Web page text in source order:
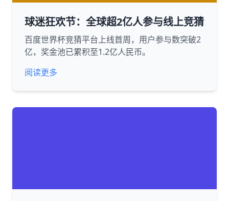
球迷狂欢节：全球超2亿人参与线上竞猜
百度世界杯竞猜平台上线首周，用户参与数突破2
亿，奖金池已累积至1.2亿人民币。
阅读更多